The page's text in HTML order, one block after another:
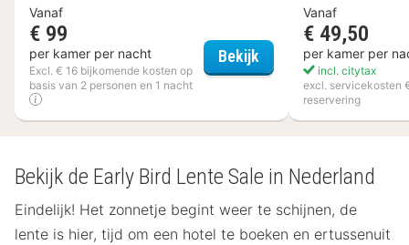
Vanaf
€ 99
per kamer per nacht
Excl. € 16 bijkomende kosten op
basis van 2 personen en 1 nacht
Bekijk Fletcher Hotel-
Vanaf
€ 49,50
per kamer per
incl. citytax
excl. servicekosten
reservering
Bekijk de Early Bird Lente Sale in Nederland
Eindelijk! Het zonnetje begint weer te schijnen, de
lente is hier, tijd om een hotel te boeken en ertussenuit